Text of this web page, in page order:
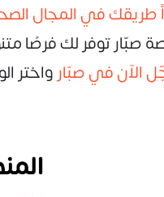
طريقك في المجال
صبّار توفر لك فرصًا
الآن في صبّار واختر